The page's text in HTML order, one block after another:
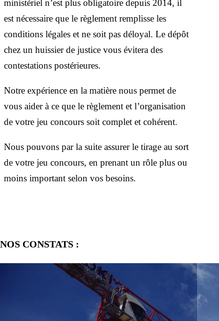
ministériel n’est plus obligatoire depuis 2014, il
est nécessaire que le règlement remplisse les
conditions légales et ne soit pas déloyal. Le dépôt
chez un huissier de justice vous évitera des
contestations postérieures.
Notre expérience en la matière nous permet de
vous aider à ce que le règlement et l’organisation
de votre jeu concours soit complet et cohérent.
Nous pouvons par la suite assurer le tirage au sort
de votre jeu concours, en prenant un rôle plus ou
moins important selon vos besoins.
NOS CONSTATS :